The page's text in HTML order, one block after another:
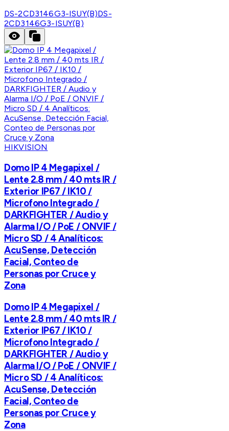
DS-2CD3146G3-ISUY(B)DS-
2CD3146G3-ISUY(B)
HIKVISION
Domo IP 4 Megapixel /
Lente 2.8 mm / 40 mts IR /
Exterior IP67 / IK10 /
Microfono Integrado /
DARKFIGHTER / Audio y
Alarma I/O / PoE / ONVIF /
Micro SD / 4 Analíticos:
AcuSense, Detección
Facial, Conteo de
Personas por Cruce y
Zona
Domo IP 4 Megapixel /
Lente 2.8 mm / 40 mts IR /
Exterior IP67 / IK10 /
Microfono Integrado /
DARKFIGHTER / Audio y
Alarma I/O / PoE / ONVIF /
Micro SD / 4 Analíticos:
AcuSense, Detección
Facial, Conteo de
Personas por Cruce y
Zona